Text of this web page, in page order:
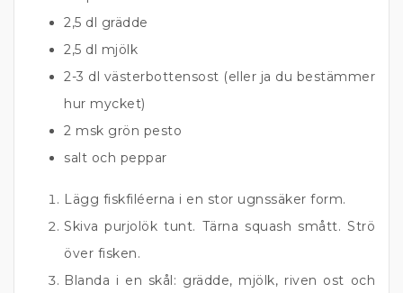
2,5 dl grädde
2,5 dl mjölk
2-3 dl västerbottensost (eller ja du bestämmer
hur mycket)
2 msk grön pesto
salt och peppar
Lägg fiskfiléerna i en stor ugnssäker form.
Skiva purjolök tunt. Tärna squash smått. Strö
över fisken.
Blanda i en skål: grädde, mjölk, riven ost och